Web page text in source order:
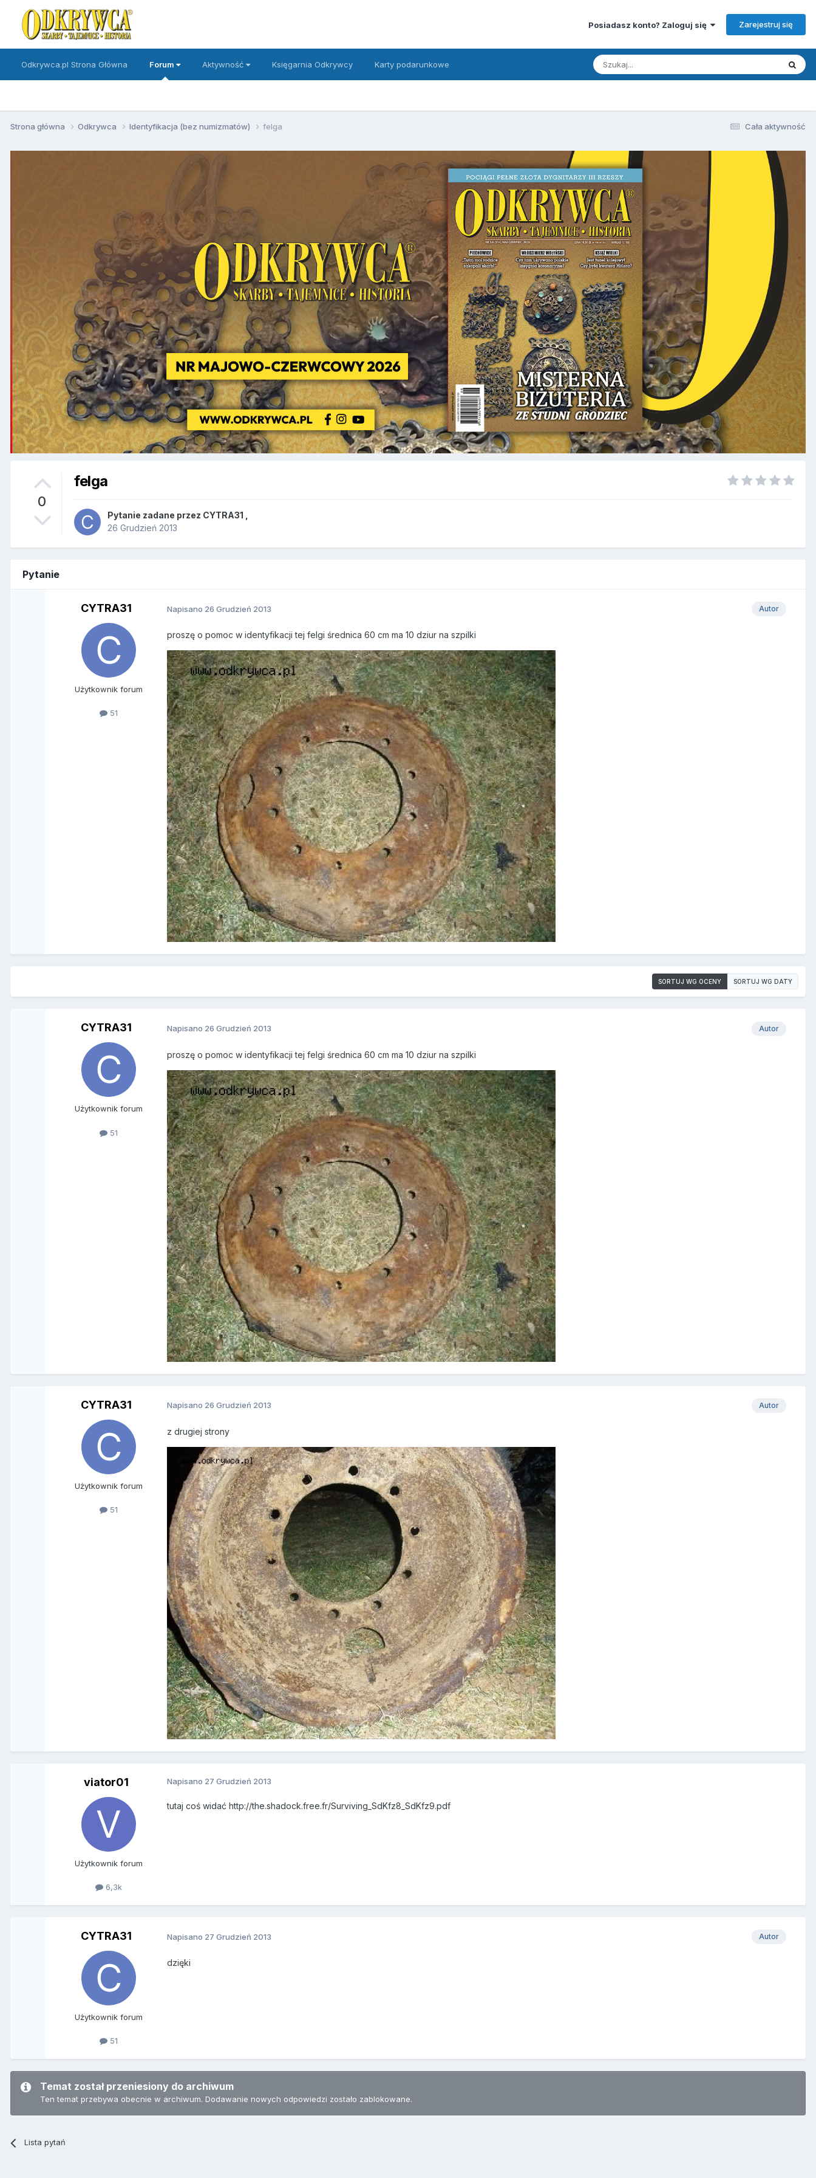
Posiadasz konto? Zaloguj się Zarejestruj się
Odkrywca.pl Strona Główna Forum Aktywność Księgarnia Odkrywcy Karty podarunkowe
Cała aktywność
Strona główna Odkrywca Identyfikacja (bez numizmatów) felga
0
felga
Pytanie zadane przez CYTRA31
26 Grudzień 2013
Pytanie
CYTRA31
Użytkownik forum
51
Autor
Napisano 26 Grudzień 2013
proszę o pomoc w identyfikacji tej felgi średnica 60 cm ma 10 dziur na szpilki
SORTUJ WG OCENY SORTUJ WG DATY
CYTRA31
Użytkownik forum
51
Autor
Napisano 26 Grudzień 2013
proszę o pomoc w identyfikacji tej felgi średnica 60 cm ma 10 dziur na szpilki
CYTRA31
Użytkownik forum
51
Autor
Napisano 26 Grudzień 2013
z drugiej strony
viator01
Użytkownik forum
6,3k
Napisano 27 Grudzień 2013
tutaj coś widać http://the.shadock.free.fr/Surviving_SdKfz8_SdKfz9.pdf
CYTRA31
Użytkownik forum
51
Autor
Napisano 27 Grudzień 2013
dzięki
Temat został przeniesiony do archiwum
Ten temat przebywa obecnie w archiwum. Dodawanie nowych odpowiedzi zostało zablokowane.
Lista pytań